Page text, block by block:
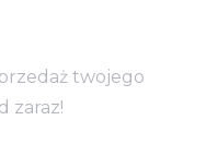
twojego
zaraz!